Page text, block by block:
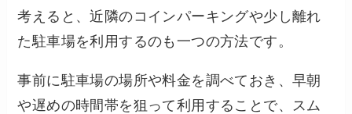
考えると、近隣のコインパーキングや少し離れ
た駐車場を利用するのも一つの方法です。
事前に駐車場の場所や料金を調べておき、早朝
や遅めの時間帯を狙って利用することで、スム